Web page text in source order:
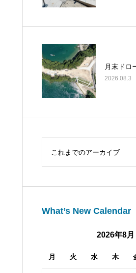
月末ドロ
2026.08.3
これまでのアーカイブ
What’s New Calendar
2026年8月
月 火 水 木